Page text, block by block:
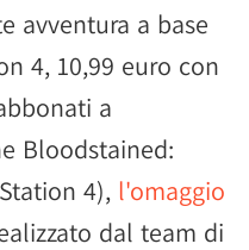
avventura a base
4, 10,99 euro con
a
Bloodstained:
4), l'omaggio
dal team di